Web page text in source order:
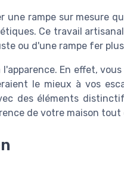
une rampe sur mesure
Ce travail
ou d'une rampe fer
En effet,
le mieux à vos
des éléments
de votre maison